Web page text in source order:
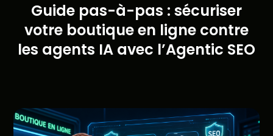
Guide pas-à-pas : sécuriser
votre boutique en ligne contre
les agents IA avec l’Agentic SEO